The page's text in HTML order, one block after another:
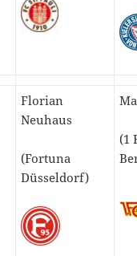
Florian
Neuhaus
(Fortuna
Düsseldorf)
(1